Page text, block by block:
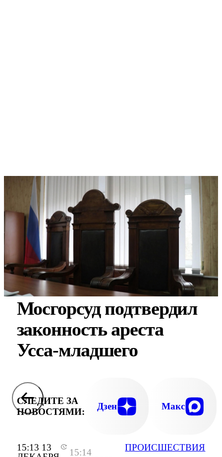
15:13 13
15:14
ПРОИСШЕСТВИЯ
Мосгорсуд подтвердил
законность ареста
Усса-младшего
СЛЕДИТЕ ЗА
НОВОСТЯМИ:
Дзен Макс